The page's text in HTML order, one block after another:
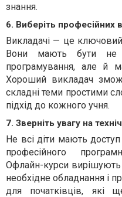
знання.
6. Виберіть професійних
Викладачі — це
Вони мають бути не
програмування, але й
Хороший викладач
складні теми простими
підхід до кожного учня.
7. Зверніть увагу на
Не всі діти мають
професійного
Офлайн-курси
необхідне обладнання і
для початківців, які